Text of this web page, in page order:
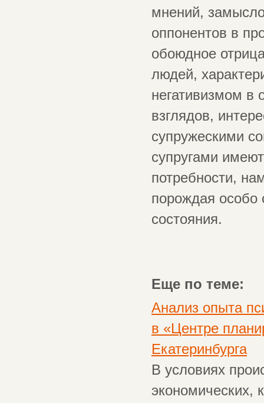
мнений,
оппонентов в
обоюдное
людей,
негативизмом в
взглядов,
супружескими
супругами
потребности,
порождая
состояния.
Еще по теме:
Анализ опыта
в «Центре
Екатеринбурга
В условиях
экономических,